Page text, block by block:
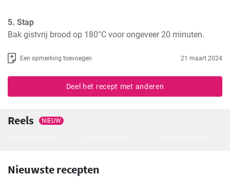
5. Stap
Bak gistvrij brood op 180°C voor ongeveer 20 minuten.
Een opmerking toevoegen 21 maart 2024
Deel het recept met anderen
Reels NIEUW
Nieuwste recepten